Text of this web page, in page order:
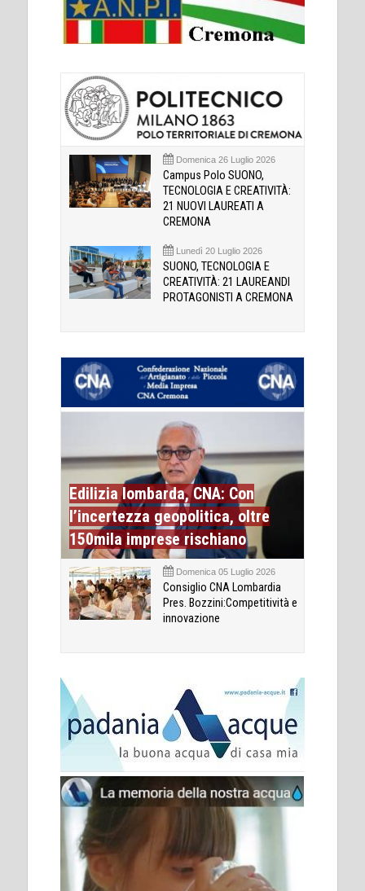
Domenica 26 Luglio 2026
Campus Polo SUONO,
TECNOLOGIA E CREATIVITÀ:
21 NUOVI LAUREATI A
CREMONA
Lunedì 20 Luglio 2026
SUONO, TECNOLOGIA E
CREATIVITÀ: 21 LAUREANDI
PROTAGONISTI A CREMONA
Edilizia lombarda, CNA: Con
l’incertezza geopolitica, oltre
150mila imprese rischiano
Domenica 05 Luglio 2026
Consiglio CNA Lombardia
Pres. Bozzini:Competitività e
innovazione